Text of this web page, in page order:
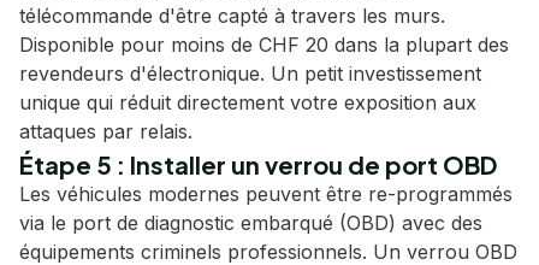
télécommande d'être capté à travers les murs.
Disponible pour moins de CHF 20 dans la plupart des
revendeurs d'électronique. Un petit investissement
unique qui réduit directement votre exposition aux
attaques par relais.
Étape 5 : Installer un verrou de port OBD
Les véhicules modernes peuvent être re-programmés
via le port de diagnostic embarqué (OBD) avec des
équipements criminels professionnels. Un verrou OBD